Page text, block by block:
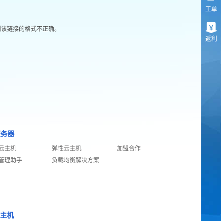
链接的格式不正确。
器
主机
理助手
弹性云主机
负载均衡解决方案
加盟合作
机
工单
返利